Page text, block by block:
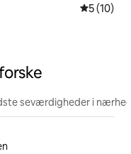
5 ud af 5 i
5 (10)
seværdigheder i